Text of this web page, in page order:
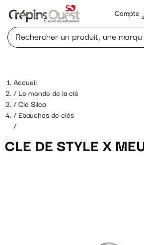
Compte
Accueil
Le monde de la clé
Clé Silca
Ebauches de clés
/
CLE DE STYLE X